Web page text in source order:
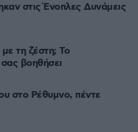
στις Ένοπλες Δυνάμεις
τη ζέστη; Το
βοηθήσει
στο Ρέθυμνο, πέντε